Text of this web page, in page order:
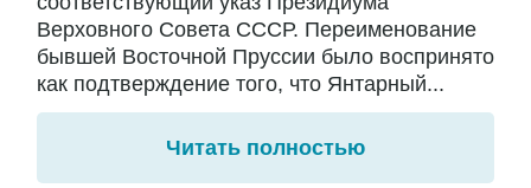
Верховного Совета СССР. Переименование
бывшей Восточной Пруссии было воспринято
как подтверждение того, что Янтарный...
Читать полностью